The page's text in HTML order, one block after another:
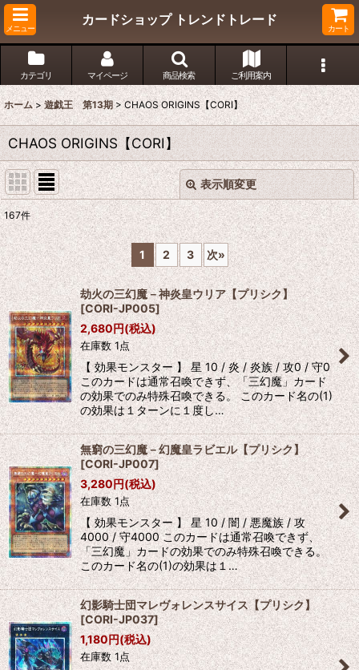
メニュー
カードショップ トレンドトレード
カート
カテゴリ マイページ 商品検索 ご利用案内
ホーム > 遊戯王 第13期 > CHAOS ORIGINS【CORI】
CHAOS ORIGINS【CORI】
表示順変更
表示数:
在庫あり
並び順:
絞り込む
閉じる
167件
1 2 3 次»
劫火の三幻魔－神炎皇ウリア【プリシク】
[CORI-JP005]
2,680円(税込)
在庫数 1点
【 効果モンスター 】 星 10 / 炎 / 炎族 / 攻0 / 守0
このカードは通常召喚できず、「三幻魔」カード
の効果でのみ特殊召喚できる。 このカード名の(1)
の効果は１ターンに１度し…
無窮の三幻魔－幻魔皇ラビエル【プリシク】
[CORI-JP007]
3,280円(税込)
在庫数 1点
【 効果モンスター 】 星 10 / 闇 / 悪魔族 / 攻
4000 / 守4000 このカードは通常召喚できず、
「三幻魔」カードの効果でのみ特殊召喚できる。
このカード名の(1)の効果は１…
幻影騎士団マレヴォレンスサイス【プリシク】
[CORI-JP037]
1,180円(税込)
在庫数 1点